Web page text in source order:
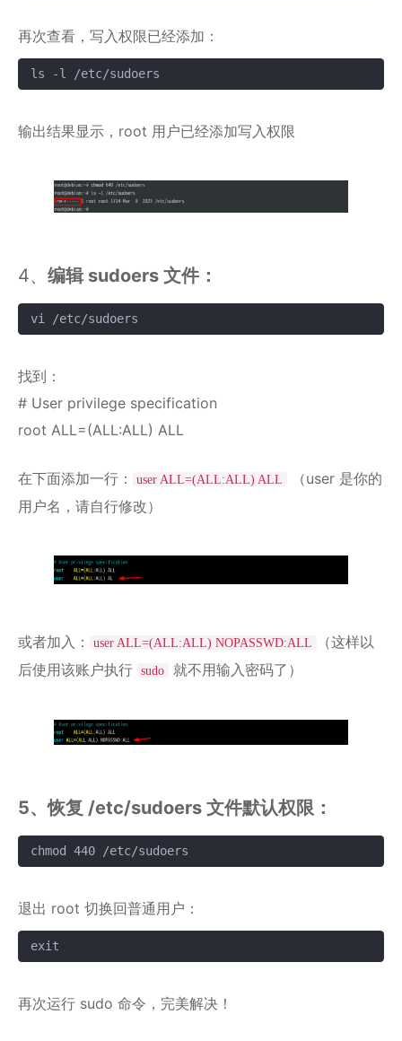
再次查看，写入权限已经添加：
ls -l /etc/sudoers
输出结果显示，root 用户已经添加写入权限
4、 编辑 sudoers 文件：
vi /etc/sudoers
找到：
# User privilege specification
root ALL=(ALL:ALL) ALL
在下面添加一行： user ALL=(ALL:ALL) ALL
（user 是你的
用户名，请自行修改）
或者加入： user ALL=(ALL:ALL) NOPASSWD:ALL
（这样以
后使用该账户执行 sudo 就不用输入密码了）
5、恢复 /etc/sudoers 文件默认权限：
chmod 440 /etc/sudoers
退出 root 切换回普通用户：
exit
再次运行 sudo 命令，完美解决！